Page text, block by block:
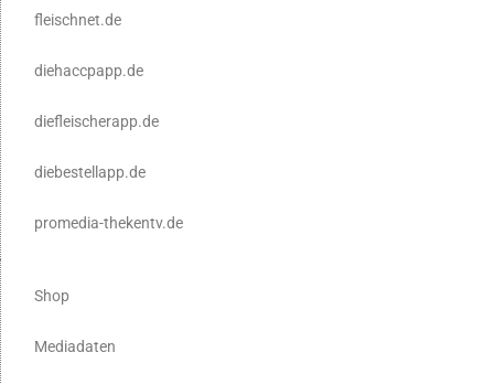
fleischnet.de
diehaccpapp.de
diefleischerapp.de
diebestellapp.de
promedia-thekentv.de
Shop
Mediadaten